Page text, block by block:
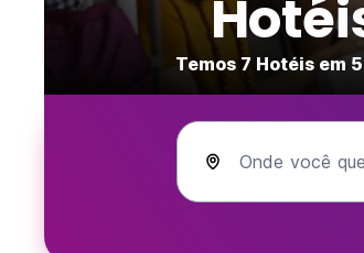
Temos 7 Hotéis em
Onde você